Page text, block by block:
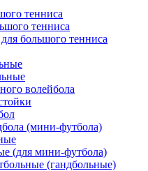
тенниса
тенниса
большого тенниса
волейбола
(мини-футбола)
(для мини-футбола)
(гандбольные)